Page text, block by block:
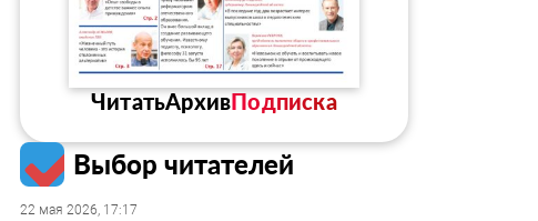
ЧитатьАрхивПодписка
Выбор читателей
22 мая 2026, 17:17